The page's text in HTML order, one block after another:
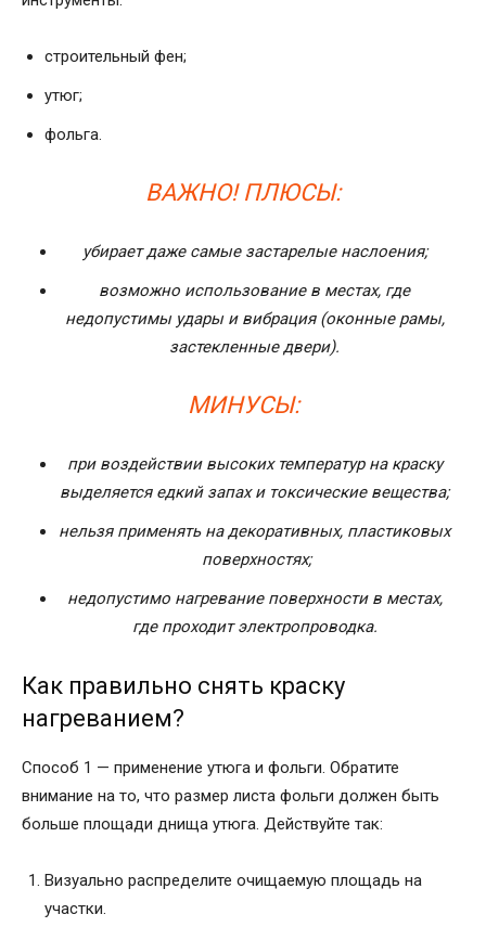
строительный фен;
утюг;
фольга.
ВАЖНО! ПЛЮСЫ:
убирает даже самые застарелые наслоения;
возможно использование в местах, где
недопустимы удары и вибрация (оконные рамы,
застекленные двери).
МИНУСЫ:
при воздействии высоких температур на краску
выделяется едкий запах и токсические вещества;
нельзя применять на декоративных, пластиковых
поверхностях;
недопустимо нагревание поверхности в местах,
где проходит электропроводка.
Как правильно снять краску
нагреванием?
Способ 1 — применение утюга и фольги. Обратите
внимание на то, что размер листа фольги должен быть
больше площади днища утюга. Действуйте так:
Визуально распределите очищаемую площадь на
участки.